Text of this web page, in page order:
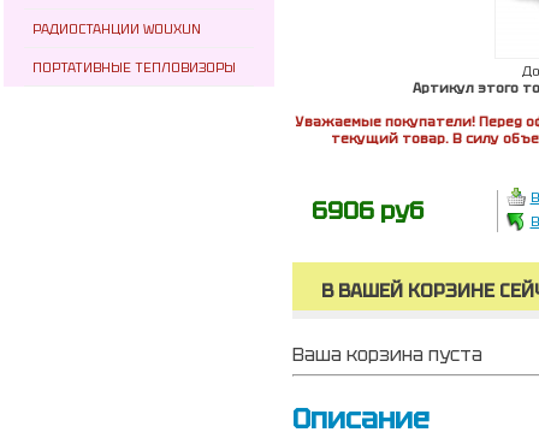
РАДИОСТАНЦИИ WOUXUN
ПОРТАТИВНЫЕ ТЕПЛОВИЗОРЫ
Артикул этого
Уважаемые покупатели! Перед
текущий товар. В силу
6906 руб
В ВАШЕЙ КОРЗИНЕ
Ваша корзина пуста
Описание